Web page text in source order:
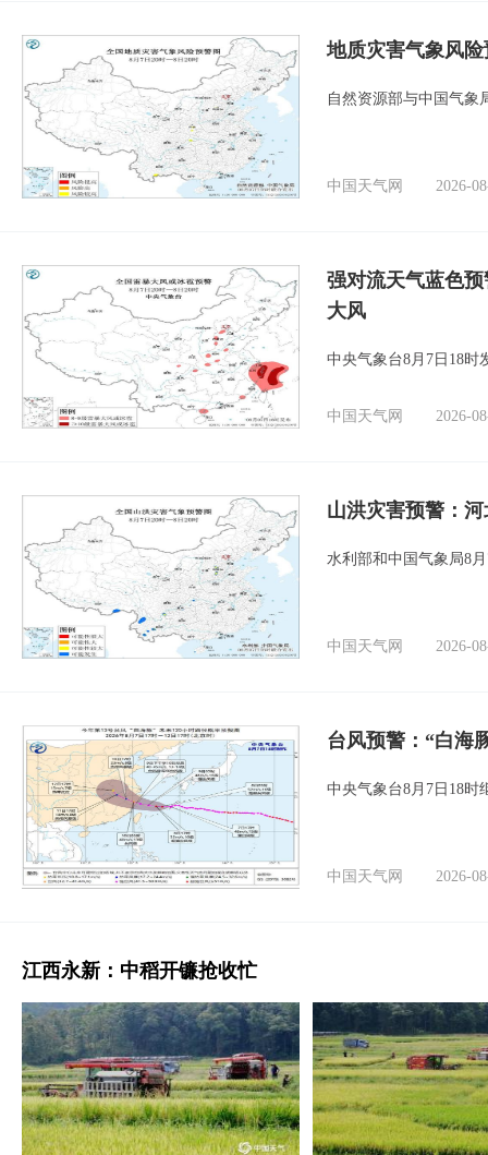
地质灾害气象风
自然资源部与中国气象
中国天气网 2026-
强对流天气蓝色
大风
中央气象台8月7日18时
中国天气网 2026-
山洪灾害预警：
水利部和中国气象局8
中国天气网 2026-
台风预警：“白海
中央气象台8月7日18时
中国天气网 2026-
江西永新：中稻开镰抢收忙